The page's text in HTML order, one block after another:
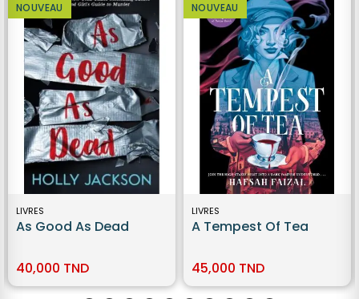
NOUVEAU
LIVRES
As Good As Dead
40,000 TND
NOUVEAU
LIVRES
A Tempest Of Tea
45,000 TND